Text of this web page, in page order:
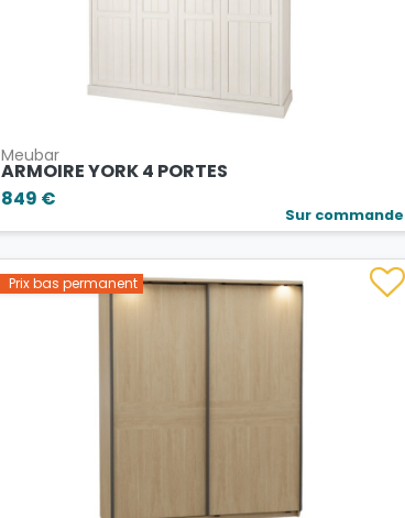
Meubar
ARMOIRE YORK 4 PORTES
849 €
Sur commande
Prix bas permanent